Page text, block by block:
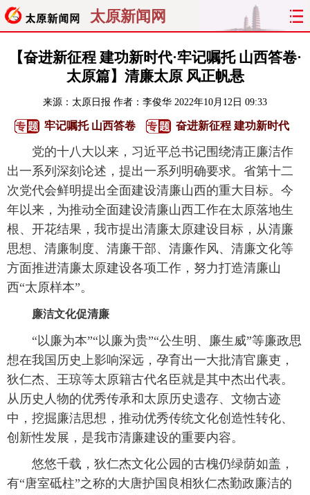
太原新闻网
首页 聚焦 太原 山西
关注 文明
纵横 曝光 综合 专题
旅游 理财 政务 教育
看天下 晋月读 最太原 网罗民生
太原日报 太原晚报 热评 社区
【奋进新征程 建功新时代·牢记嘱托 山西答卷·
太原篇】清廉太原 风正帆悬
来源： 太原日报 作者：李俊华 2022年10月12日 09:33
牢记嘱托 山西答卷 奋进新征程 建功新时代
党的十八大以来，习近平总书记围绕清正廉洁作
出一系列深刻论述，提出一系列明确要求。省第十二
次党代会鲜明提出全面建设清廉山西的重大目标。今
年以来，为推动全面建设清廉山西工作在太原落地生
根、开花结果，我市提出清廉太原建设目标，从清廉
思想、清廉制度、清廉干部、清廉作风、清廉文化等
方面推进清廉太原建设各项工作，努力打造清廉山
西“太原样本”。
廉洁文化促清廉
“以廉为本”“以廉为贵”“公生明、廉生威”等廉政思
想在我国历史上影响深远，孕育出一大批清官廉吏，
狄仁杰、王琼等太原籍古代名臣就是其中杰出代表。
从历史人物的优秀传承和太原历史遗存、文物古迹
中，挖掘廉洁思想，推动优秀传统文化创造性转化、
创新性发展，是我市清廉建设的重要内容。
悠悠千载，狄仁杰文化公园的古槐仍绿荫如盖，
有“唐室砥柱”之称的大唐护国良相狄仁杰勤政廉洁的